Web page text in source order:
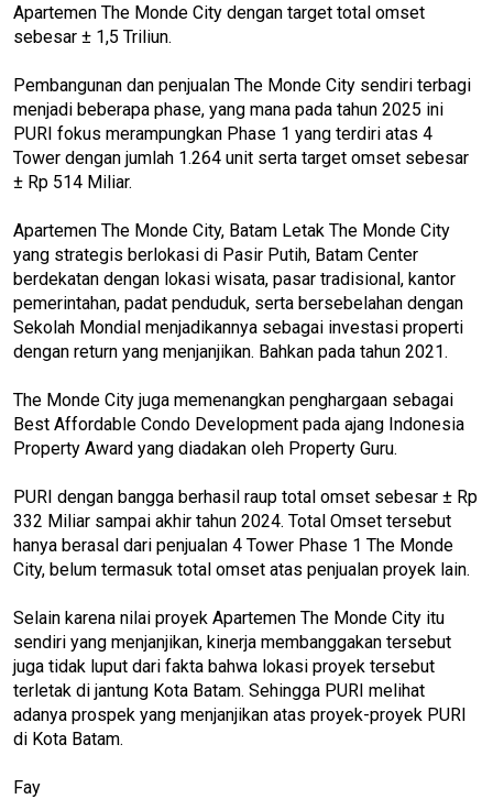
Apartemen The Monde City dengan target total omset
sebesar ± 1,5 Triliun.
Pembangunan dan penjualan The Monde City sendiri terbagi
menjadi beberapa phase, yang mana pada tahun 2025 ini
PURI fokus merampungkan Phase 1 yang terdiri atas 4
Tower dengan jumlah 1.264 unit serta target omset sebesar
± Rp 514 Miliar.
Apartemen The Monde City, Batam Letak The Monde City
yang strategis berlokasi di Pasir Putih, Batam Center
berdekatan dengan lokasi wisata, pasar tradisional, kantor
pemerintahan, padat penduduk, serta bersebelahan dengan
Sekolah Mondial menjadikannya sebagai investasi properti
dengan return yang menjanjikan. Bahkan pada tahun 2021.
The Monde City juga memenangkan penghargaan sebagai
Best Affordable Condo Development pada ajang Indonesia
Property Award yang diadakan oleh Property Guru.
PURI dengan bangga berhasil raup total omset sebesar ± Rp
332 Miliar sampai akhir tahun 2024. Total Omset tersebut
hanya berasal dari penjualan 4 Tower Phase 1 The Monde
City, belum termasuk total omset atas penjualan proyek lain.
Selain karena nilai proyek Apartemen The Monde City itu
sendiri yang menjanjikan, kinerja membanggakan tersebut
juga tidak luput dari fakta bahwa lokasi proyek tersebut
terletak di jantung Kota Batam. Sehingga PURI melihat
adanya prospek yang menjanjikan atas proyek-proyek PURI
di Kota Batam.
Fay